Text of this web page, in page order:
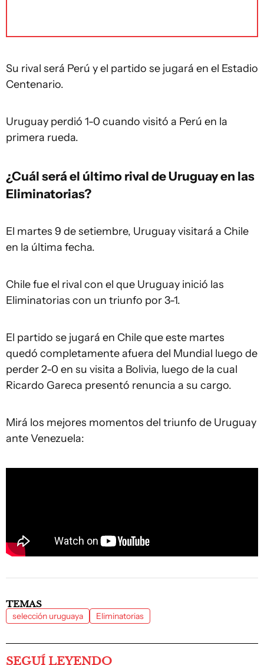
Su rival será Perú y el partido se jugará en el Estadio
Centenario.
Uruguay perdió 1-0 cuando visitó a Perú en la
primera rueda.
¿Cuál será el último rival de Uruguay en las
Eliminatorias?
El martes 9 de setiembre, Uruguay visitará a Chile
en la última fecha.
Chile fue el rival con el que Uruguay inició las
Eliminatorias con un triunfo por 3-1.
El partido se jugará en Chile que este martes
quedó completamente afuera del Mundial luego de
perder 2-0 en su visita a Bolivia, luego de la cual
Ricardo Gareca presentó renuncia a su cargo.
Mirá los mejores momentos del triunfo de Uruguay
ante Venezuela:
TEMAS
selección uruguaya Eliminatorias
SEGUÍ LEYENDO